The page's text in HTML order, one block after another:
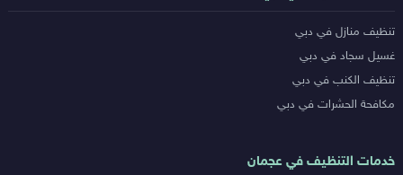
المدن
تنظيف منازل في دبي
غسيل سجاد في دبي
تنظيف الكنب في دبي
مكافحة الحشرات في دبي
خدمات التنظيف في عجمان